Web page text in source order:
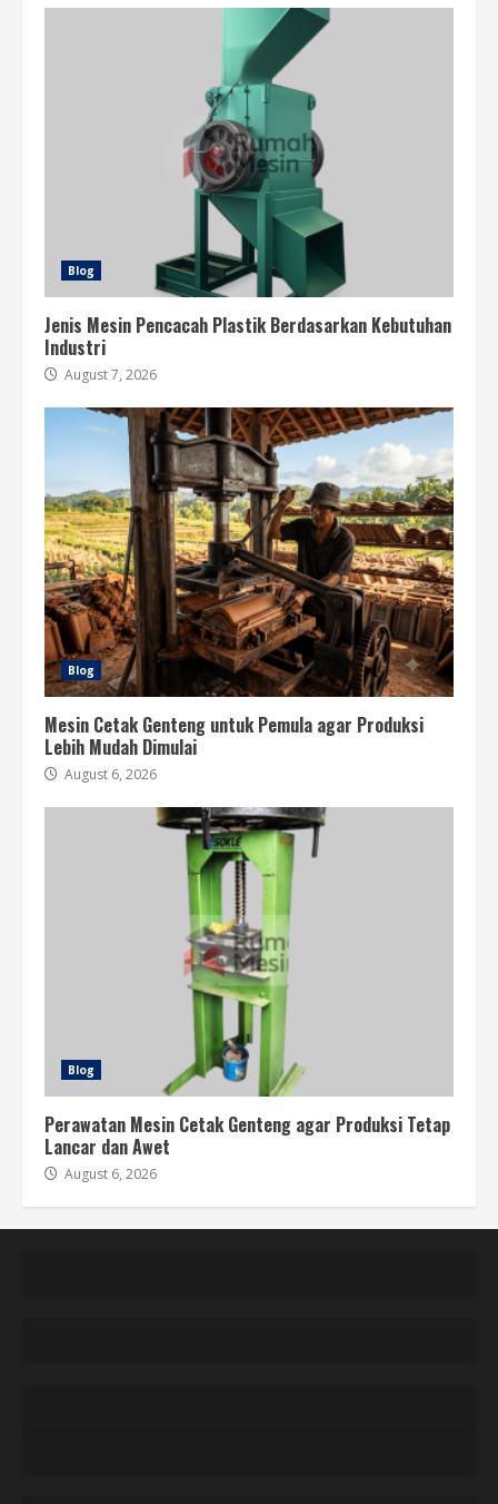
Blog
Jenis Mesin Pencacah Plastik Berdasarkan Kebutuhan
Industri
August 7, 2026
Blog
Mesin Cetak Genteng untuk Pemula agar Produksi
Lebih Mudah Dimulai
August 6, 2026
Blog
Perawatan Mesin Cetak Genteng agar Produksi Tetap
Lancar dan Awet
August 6, 2026